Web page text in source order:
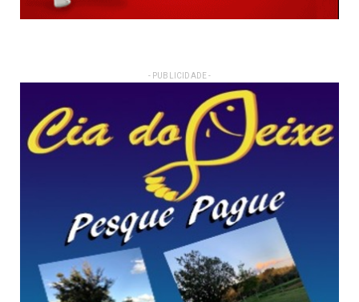
- PUBLICIDADE -